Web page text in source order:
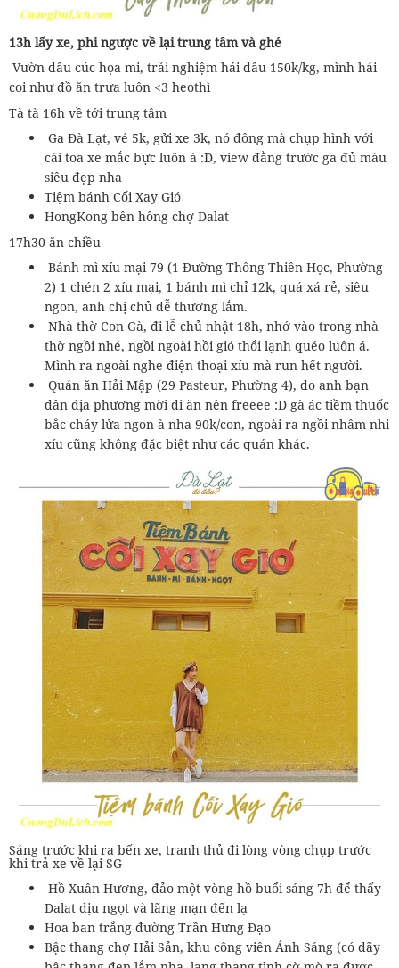
13h lấy xe, phi ngược về lại trung tâm và ghé
Vườn dâu cúc họa mi, trải nghiệm hái dâu 150k/kg, mình hái
coi như đồ ăn trưa luôn <3 heothì
Tà tà 16h về tới trung tâm
Ga Đà Lạt, vé 5k, gửi xe 3k, nó đông mà chụp hình với
cái toa xe mắc bực luôn á :D, view đằng trước ga đủ màu
siêu đẹp nha
Tiệm bánh Cối Xay Gió
HongKong bên hông chợ Dalat
17h30 ăn chiều
Bánh mì xíu mại 79 (1 Đường Thông Thiên Học, Phường
2) 1 chén 2 xíu mại, 1 bánh mì chỉ 12k, quá xá rẻ, siêu
ngon, anh chị chủ dễ thương lắm.
Nhà thờ Con Gà, đi lễ chủ nhật 18h, nhớ vào trong nhà
thờ ngồi nhé, ngồi ngoài hồi gió thổi lạnh quéo luôn á.
Mình ra ngoài nghe điện thoại xíu mà run hết người.
Quán ăn Hải Mập (29 Pasteur, Phường 4), do anh bạn
dân địa phương mời đi ăn nên freeee :D gà ác tiềm thuốc
bắc cháy lửa ngon à nha 90k/con, ngoài ra ngồi nhâm nhi
xíu cũng không đặc biệt như các quán khác.
Sáng trước khi ra bến xe, tranh thủ đi lòng vòng chụp trước
khi trả xe về lại SG
Hồ Xuân Hương, đảo một vòng hồ buổi sáng 7h để thấy
Dalat dịu ngọt và lãng mạn đến lạ
Hoa ban trắng đường Trần Hưng Đạo
Bậc thang chợ Hải Sản, khu công viên Ánh Sáng (có dãy